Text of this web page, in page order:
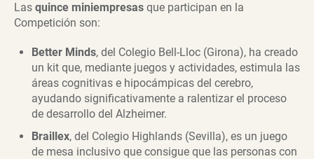
Las quince miniempresas que participan en la
Competición son:
Better Minds, del Colegio Bell-Lloc (Girona), ha creado
un kit que, mediante juegos y actividades, estimula las
áreas cognitivas e hipocámpicas del cerebro,
ayudando significativamente a ralentizar el proceso
de desarrollo del Alzheimer.
Braillex, del Colegio Highlands (Sevilla), es un juego
de mesa inclusivo que consigue que las personas con